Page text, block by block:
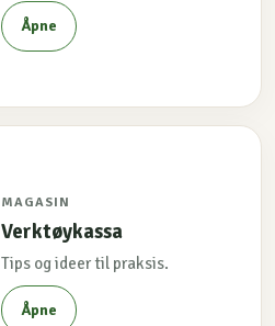
Åpne
MAGASIN
Verktøykassa
Tips og ideer til praksis.
Åpne